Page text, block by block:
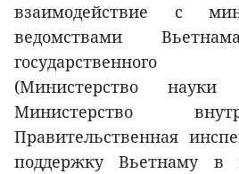
взаимодействие с
ведомствами
(Министерство
Министерство
Правительственная
поддержку Вьетнаму в